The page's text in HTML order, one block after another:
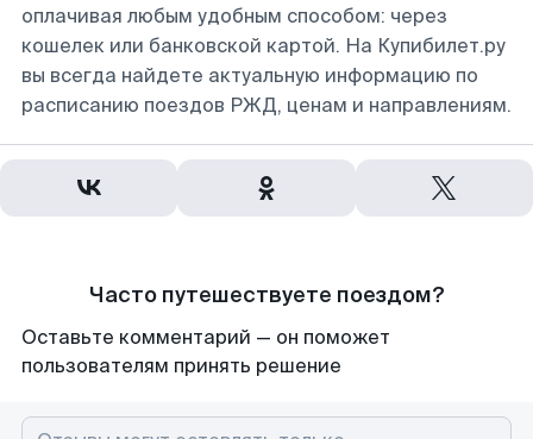
оплачивая любым удобным способом: через
кошелек или банковской картой. На Купибилет.ру
вы всегда найдете актуальную информацию по
расписанию поездов РЖД, ценам и направлениям.
Часто путешествуете поездом?
Оставьте комментарий — он поможет
пользователям принять решение